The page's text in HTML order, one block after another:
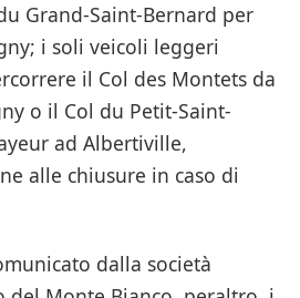
Grand-Saint-Bernard per
i soli veicoli leggeri
il Col des Montets da
o il Col du Petit-Saint-
ad Albertiville,
alle chiusure in caso di
dalla società